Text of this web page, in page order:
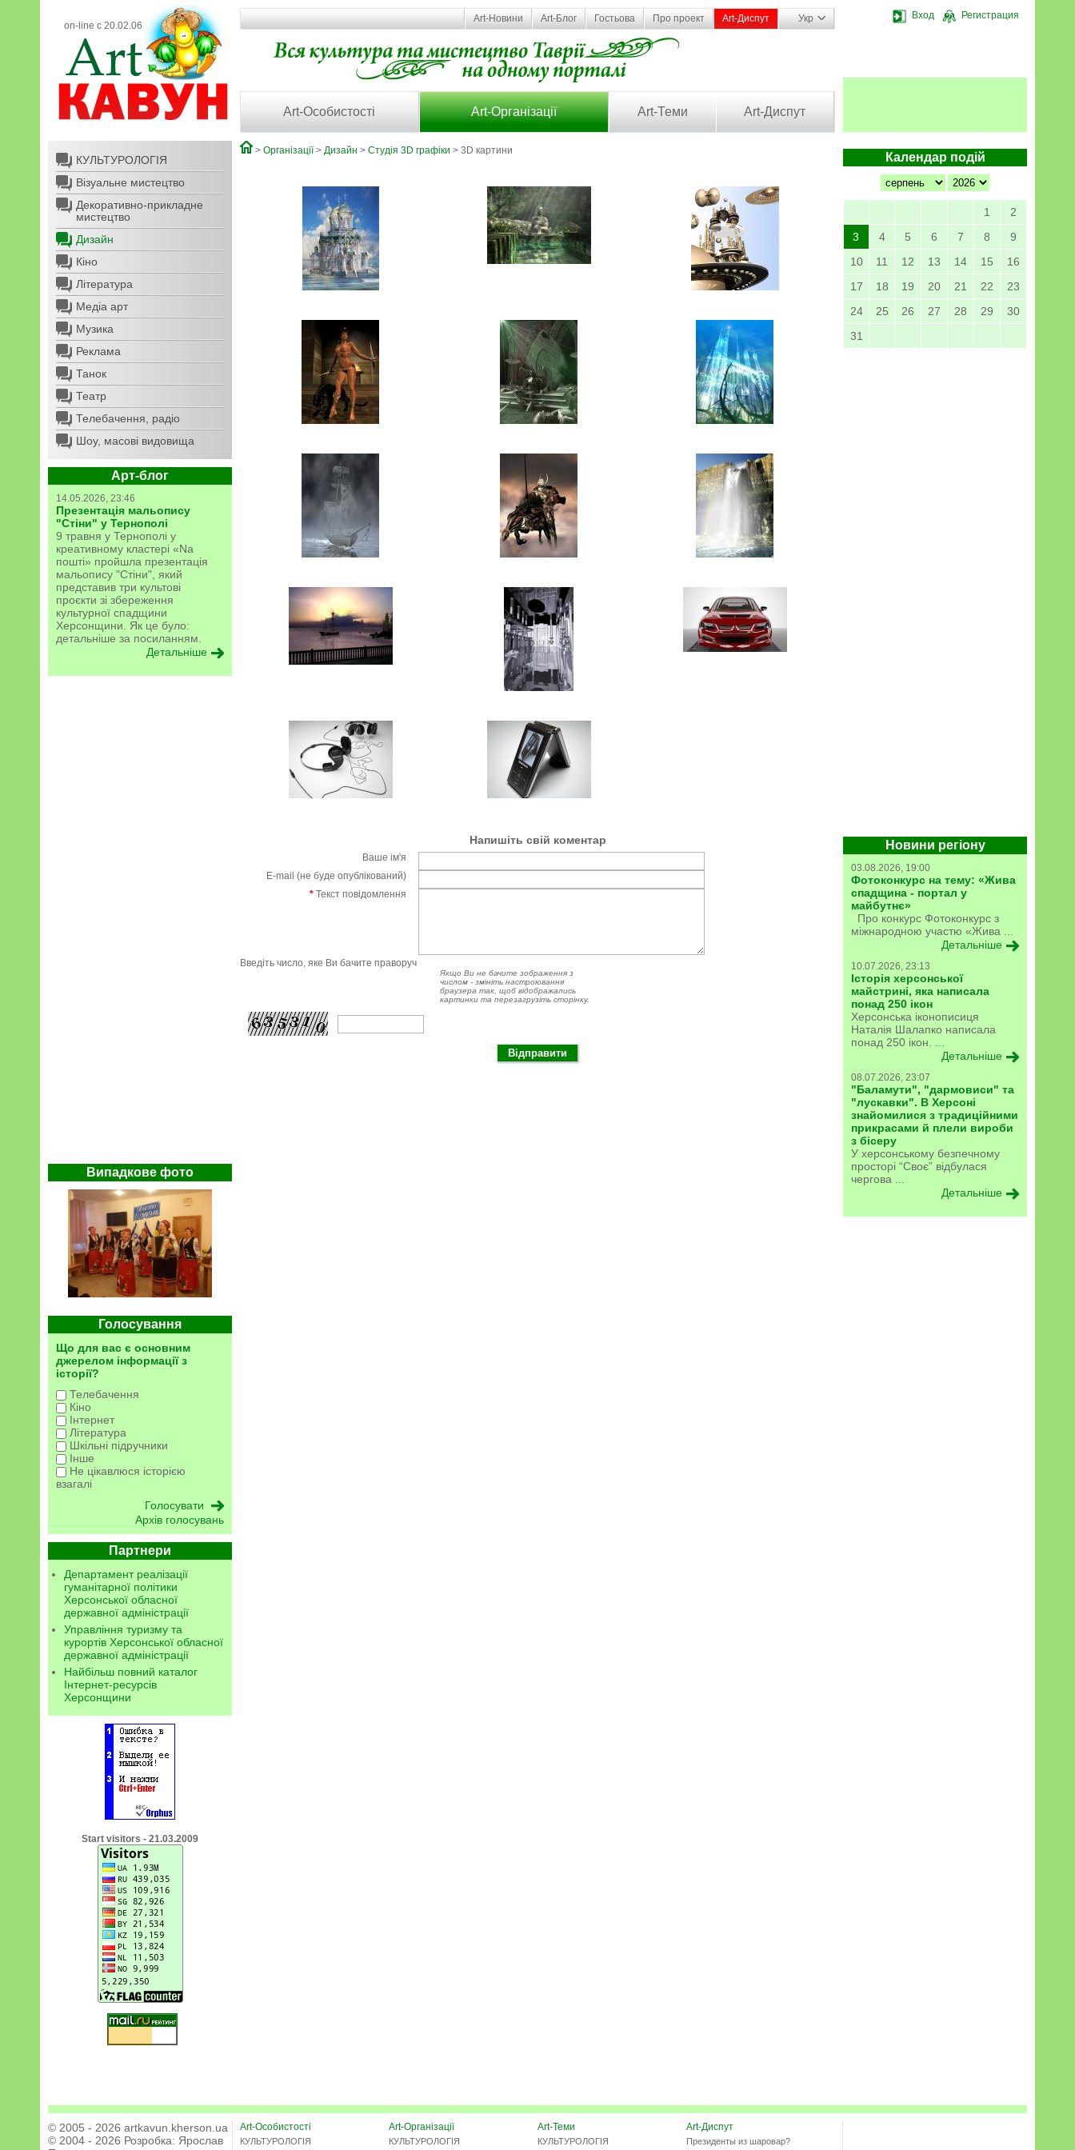
on-line с 20.02.06
Вход Регистрация
Art-Новини Art-Блог Гостьова Про проект Art-Диспут Укр
Art-Особистості Art-Організації Art-Теми Art-Диспут
КУЛЬТУРОЛОГІЯ
Візуальне мистецтво
Декоративно-прикладне
мистецтво
Дизайн
Кіно
Література
Медіа арт
Музика
Реклама
Танок
Театр
Телебачення, радіо
Шоу, масові видовища
Арт-блог
14.05.2026, 23:46
Презентація мальопису
"Стіни" у Тернополі
9 травня у Тернополі у
креативному кластері «Na
пошті» пройшла презентація
мальопису "Стіни", який
представив три культові
проєкти зі збереження
культурної спадщини
Херсонщини. Як це було:
детальніше за посиланням.
Детальніше
Випадкове фото
Голосування
Що для вас є основним
джерелом інформації з
історії?
Телебачення
Кіно
Інтернет
Література
Шкільні підручники
Інше
Не цікавлюся історією
взагалі
Архів голосувань
Партнери
Департамент реалізації
гуманітарної політики
Херсонської обласної
державної адміністрації
Управління туризму та
курортів Херсонської обласної
державної адміністрації
Найбільш повний каталог
Інтернет-ресурсів
Херсонщини
Start visitors - 21.03.2009
Календар подій
1
2
3
4 5 6 7 8
9
10
11 12 13 14 15
16
17
18 19 20 21 22
23
24
25 26 27 28 29
30
31
Новини регіону
03.08.2026, 19:00
Фотоконкурс на тему: «Жива
спадщина - портал у
майбутнє»
Про конкурс Фотоконкурс з
міжнародною участю «Жива ...
Детальніше
10.07.2026, 23:13
Історія херсонської
майстрині, яка написала
понад 250 ікон
Херсонська іконописиця
Наталія Шалапко написала
понад 250 ікон. ...
Детальніше
08.07.2026, 23:07
"Баламути", "дармовиси" та
"лускавки". В Херсоні
знайомилися з традиційними
прикрасами й плели вироби
з бісеру
У херсонському безпечному
просторі “Своє” відбулася
чергова ...
Детальніше
> Організації> Дизайн > Студія 3D графіки > 3D картини
Напишіть свій коментар
Ваше ім'я
E-mail (не буде опублікований)
* Текст повідомлення
Введіть число, яке Ви бачите праворуч
Якщо Ви не бачите зображення з
числом - змініть настроювання
браузера так, щоб відображались
картинки та перезагрузіть сторінку.
© 2005 - 2026 artkavun.kherson.ua
© 2004 - 2026 Розробка: Ярослав
Art-Особистості
КУЛЬТУРОЛОГІЯ
Art-Організації
КУЛЬТУРОЛОГІЯ
Art-Теми
КУЛЬТУРОЛОГІЯ
Art-Диспут
Президенты из шаровар?